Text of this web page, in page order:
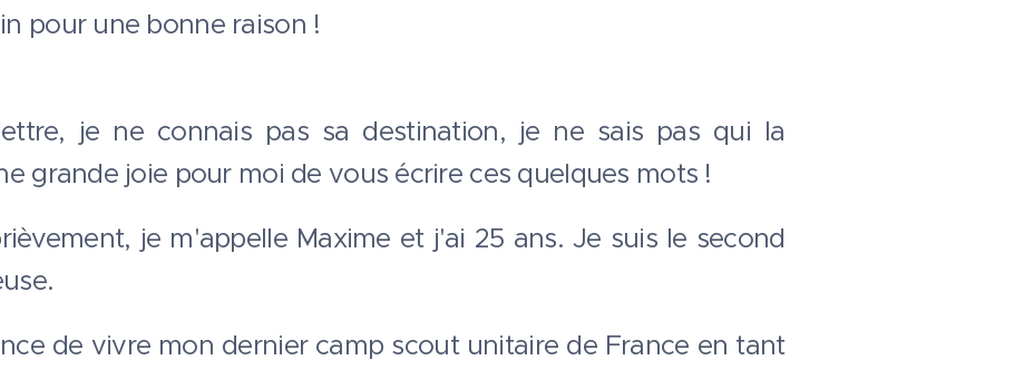
pour une bonne raison !
je ne connais pas sa destination, je ne sais pas qui la
grande joie pour moi de vous écrire ces quelques mots !
je m'appelle Maxime et j'ai 25 ans. Je suis le second
de vivre mon dernier camp scout unitaire de France en tant